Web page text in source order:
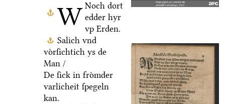
W Noch dort
edder hyr
vp Erden.
Salich vnd
voͤrſichtich ys de
Man /
De ſick in froͤmder
varlicheit ſpegeln
kan.